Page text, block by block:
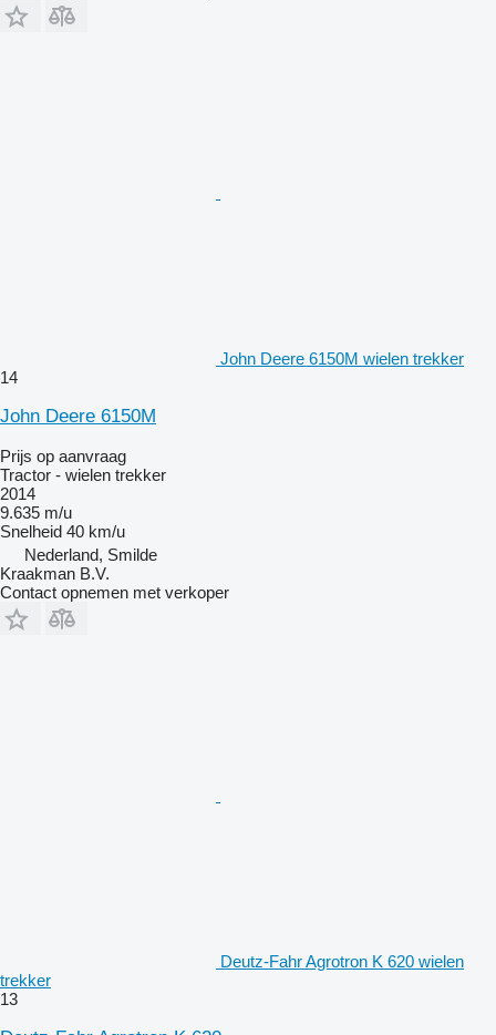
John Deere 6150M wielen trekker
14
John Deere 6150M
Prijs op aanvraag
Tractor - wielen trekker
2014
9.635 m/u
Snelheid 40 km/u
Nederland, Smilde
Kraakman B.V.
Contact opnemen met verkoper
Deutz-Fahr Agrotron K 620 wielen
trekker
13